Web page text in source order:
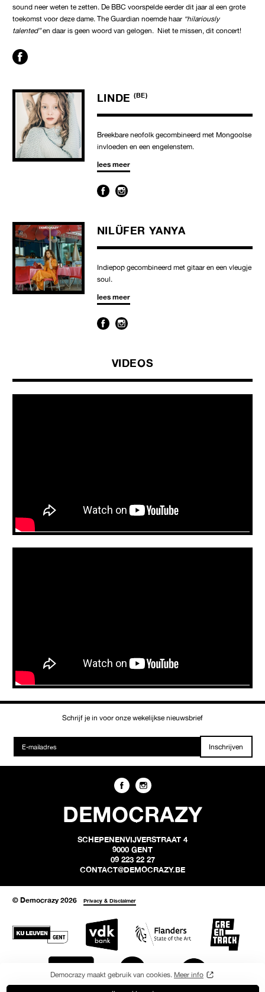
Democrazy maakt gebruik van cookies. Meer info
sound neer weten te zetten. De BBC voorspelde eerder dit jaar al een grote
toekomst voor deze dame. The Guardian noemde haar “hilariously
talented”en daar is geen woord van gelogen. Niet te missen, dit concert!
LINDE (BE)
Breekbare neofolk gecombineerd met Mongoolse
invloeden en een engelenstem.
lees meer
NILÜFER YANYA
Indiepop gecombineerd met gitaar en een vleugje
soul.
lees meer
VIDEOS
Schrijf je in voor onze wekelijkse nieuwsbrief
Inschrijven
DEMOCRAZY
SCHEPENENVIJVERSTRAAT 4
9000 GENT
09 223 22 27
CONTACT@DEMOCRAZY.BE
© Democrazy 2026 Privacy & Disclaimer